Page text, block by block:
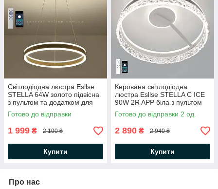
Світлодіодна люстра Esllse
STELLA 64W золото підвісна
з пультом та додатком для
телефону R-APP-400Х1200-
GOLD/WHITE-220-IP20
Готово до відправки
1 999 ₴ 2 100 ₴
Купити
Керована світлодіодна
люстра Esllse STELLA C ICE
90W 2R APP біла з пультом
та додатком для смартфону
Ø500×215мм WHITE 220V
IP20
Готово до відправки 2 од.
2 890 ₴ 2 940 ₴
Купити
Про нас